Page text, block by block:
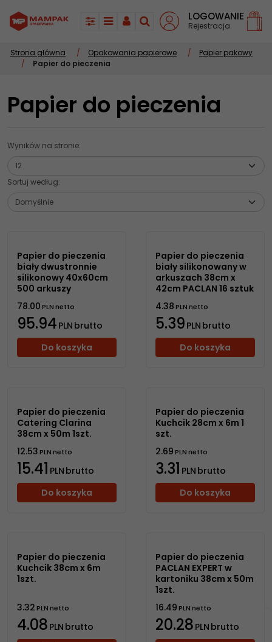
PanelMenuPanelSzukaj
LOGOWANIE
Rejestracja
Strona główna / Opakowania papierowe /
Papier pakowy
/
Papier do pieczenia
Papier do pieczenia
Wyników na stronie:
Sortuj według:
Papier do pieczenia
biały dwustronnie
silikonowy 40x60cm
500 arkuszy
78.00PLNnetto
95.94 PLN brutto
Do koszyka
Papier do pieczenia
biały silikonowany w
arkuszach 38cm x
42cm PACLAN 16 sztuk
4.38PLNnetto
5.39 PLN brutto
Do koszyka
Papier do pieczenia
Catering Clarina
38cm x 50m 1szt.
12.53PLNnetto
15.41 PLN brutto
Do koszyka
Papier do pieczenia
Kuchcik 28cm x 6m 1
szt.
2.69PLNnetto
3.31 PLN brutto
Do koszyka
Papier do pieczenia
Kuchcik 38cm x 6m
1szt.
3.32PLNnetto
4.08 PLN brutto
Papier do pieczenia
PACLAN EXPERT w
kartoniku 38cm x 50m
1szt.
16.49PLNnetto
20.28 PLN brutto